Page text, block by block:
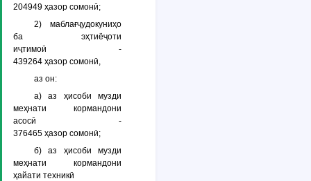
204949 ҳазор сомонӣ;
2) маблағҷудокуниҳо
ба эҳтиёҷоти
иҷтимоӣ -
439264 ҳазор сомонӣ,
аз он:
а) аз ҳисоби музди
меҳнати кормандони
асосӣ -
376465 ҳазор сомонӣ;
б) аз ҳисоби музди
меҳнати кормандони
ҳайати техникӣ